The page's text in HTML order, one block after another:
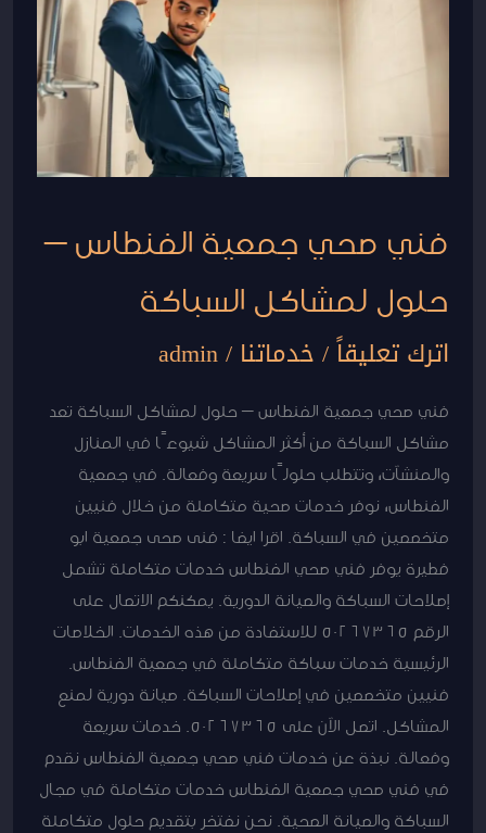
فني صحي جمعية الفنطاس –
حلول لمشاكل السباكة
اترك تعليقاً/خدماتنا /
admin
فني صحي جمعية الفنطاس – حلول لمشاكل السباكة تعد
مشاكل السباكة من أكثر المشاكل شيوعًا في المنازل
والمنشآت، وتتطلب حلولًا سريعة وفعالة. في جمعية
الفنطاس، نوفر خدمات صحية متكاملة من خلال فنيين
متخصصين في السباكة. اقرا ايضا : فنى صحى جمعية ابو
فطيرة يوفر فني صحي الفنطاس خدمات متكاملة تشمل
إصلاحات السباكة والصيانة الدورية. يمكنكم الاتصال على
الرقم 50267365 للاستفادة من هذه الخدمات. الخلاصات
الرئيسية خدمات سباكة متكاملة في جمعية الفنطاس.
فنيين متخصصين في إصلاحات السباكة. صيانة دورية لمنع
المشاكل. اتصل الآن على 50267365. خدمات سريعة
وفعالة. نبذة عن خدمات فني صحي جمعية الفنطاس نقدم
في فني صحي جمعية الفنطاس خدمات متكاملة في مجال
السباكة والصيانة الصحية. نحن نفتخر بتقديم حلول متكاملة
جمعية
لمشاكل
السباكة